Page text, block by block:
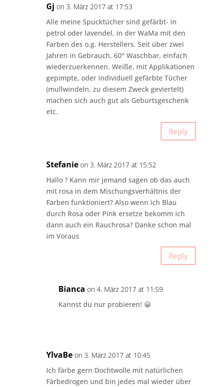
Gj on 3. März 2017 at 17:53
Alle meine Spucktücher sind gefärbt- in
petrol oder lavendel, in der WaMa mit den
Farben des o.g. Herstellers. Seit über zwei
Jahren in Gebrauch, 60° Waschbar, einfach
wiederzuerkennen. Weiße, mit Applikationen
gepimpte, oder individuell gefärbte Tücher
(mullwindeln, zu diesem Zweck geviertelt)
machen sich auch gut als Geburtsgeschenk
etc.
Reply
Stefanie on 3. März 2017 at 15:52
Hallo ? Kann mir jemand sagen ob das auch
mit rosa in dem Mischungsverhältnis der
Farben funktioniert? Also wenn ich Blau
durch Rosa oder Pink ersetze bekomm ich
dann auch ein Rauchrosa? Danke schon mal
im Voraus
Reply
Bianca on 4. März 2017 at 11:59
Kannst du nur probieren! 😀
YlvaBe on 3. März 2017 at 10:45
Ich färbe gern Dochtwolle mit natürlichen
Färbedrogen und bin jedes mal wieder über